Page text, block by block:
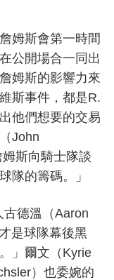
姆斯會第一時間
公開場合一同出
姆斯的影響力來
斯事件，都是R.
他們想要的交易
John
斯向騎士隊談
隊的籌碼。」
德溫（Aaron
是球隊幕後黑
」爾文（Kyrie
）也委婉的